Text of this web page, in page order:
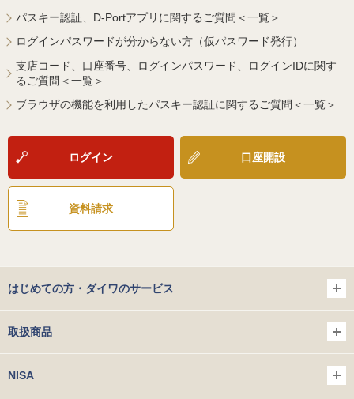
パスキー認証、D-Portアプリに関するご質問＜一覧＞
ログインパスワードが分からない方（仮パスワード発行）
支店コード、口座番号、ログインパスワード、ログインIDに関す
るご質問＜一覧＞
ブラウザの機能を利用したパスキー認証に関するご質問＜一覧＞
ログイン 口座開設
資料請求
はじめての方・ダイワのサービス
取扱商品
NISA